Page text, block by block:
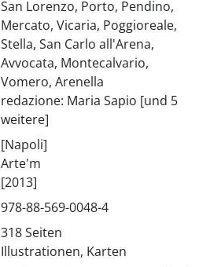
San Lorenzo, Porto, Pendino,
Mercato, Vicaria, Poggioreale,
Stella, San Carlo all'Arena,
Avvocata, Montecalvario,
Vomero, Arenella
redazione: Maria Sapio [und 5
weitere]
[Napoli]
Arte'm
[2013]
978-88-569-0048-4
318 Seiten
Illustrationen, Karten